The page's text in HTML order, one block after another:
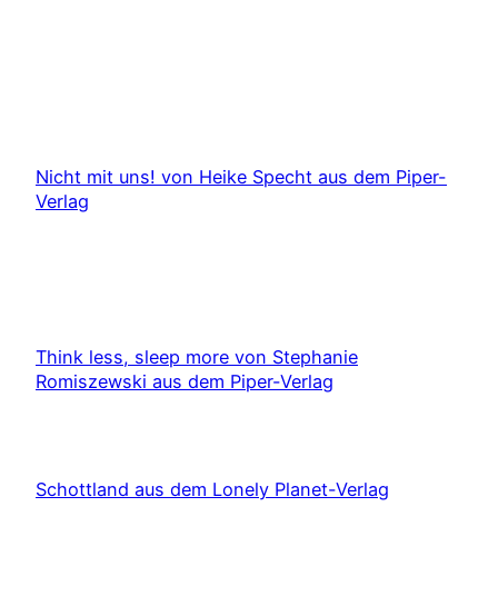
Nicht mit uns! von Heike Specht aus dem Piper-
Verlag
Think less, sleep more von Stephanie
Romiszewski aus dem Piper-Verlag
Schottland aus dem Lonely Planet-Verlag